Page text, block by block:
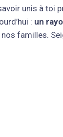
unis à toi
: un
familles.